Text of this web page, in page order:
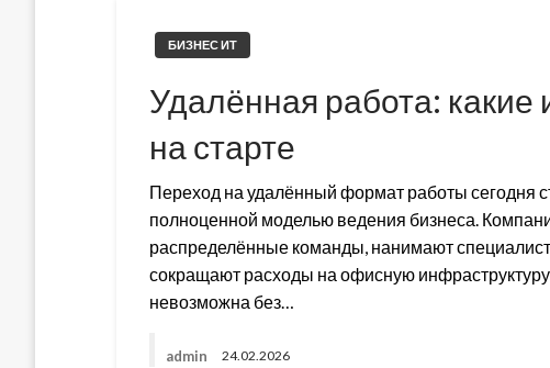
БИЗНЕС ИТ
Удалённая работа:
на старте
Переход на удалённый формат работы сегодня
полноценной моделью ведения бизнеса.
распределённые команды, нанимают
сокращают расходы на офисную
невозможна без…
admin 24.02.2026